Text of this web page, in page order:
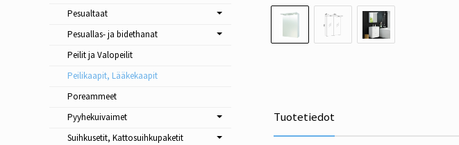
Tuotetiedot
Pesualtaat
Pesuallas- ja bidethanat
Peilit ja Valopeilit
Peilikaapit, Lääkekaapit
Poreammeet
Pyyhekuivaimet
Suihkusetit, Kattosuihkupaketit